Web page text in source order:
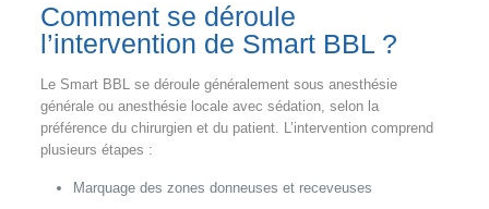
Comment se déroule
l’intervention de Smart BBL ?
Le Smart BBL se déroule généralement sous anesthésie
générale ou anesthésie locale avec sédation, selon la
préférence du chirurgien et du patient. L’intervention comprend
plusieurs étapes :
Marquage des zones donneuses et receveuses